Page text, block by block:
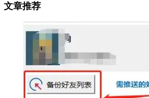
文章推荐